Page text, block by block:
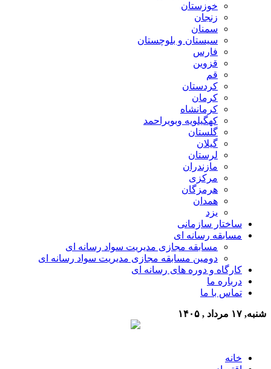
خوزستان
زنجان
سمنان
سیستان و بلوچستان
فارس
قزوین
قم
کردستان
کرمان
کرمانشاه
کهگیلویه وبویراحمد
گلستان
گیلان
لرستان
مازندران
مرکزی
هرمزگان
همدان
یزد
ساختار سازمانی
مسابقه رسانه ای
مسابقه مجازی مدیریت سواد رسانه ای
دومین مسابقه مجازی مدیریت سواد رسانه ای
کارگاه و دوره های رسانه ای
درباره ما
تماس با ما
شنبه, ۱۷ مرداد , ۱۴۰۵
خانه